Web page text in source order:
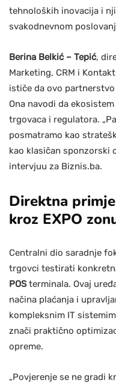
tehnoloških inovacija i
svakodnevnom
Berina Belkić – Tepić,
Marketing, CRM i
ističe da ovo
Ona navodi da
trgovaca i regulatora.
posmatramo kao
kao klasičan sponzorski
intervjuu za Biznis.ba.
Direktna
kroz EXPO
Centralni dio saradnje
trgovci testirati
POSterminala. Ovaj
načina plaćanja i
kompleksnim IT
znači praktično
opreme.
„Povjerenje se ne gradi